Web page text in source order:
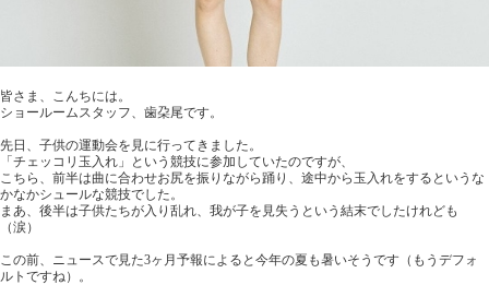
皆さま、こんちには。
ショールームスタッフ、歯朶尾です。
先日、子供の運動会を見に行ってきました。
「チェッコリ玉入れ」という競技に参加していたのですが、
こちら、前半は曲に合わせお尻を振りながら踊り、途中から玉入れをするというな
かなかシュールな競技でした。
まあ、後半は子供たちが入り乱れ、我が子を見失うという結末でしたけれども
（涙）
この前、ニュースで見た3ヶ月予報によると今年の夏も暑いそうです（もうデフォ
ルトですね）。